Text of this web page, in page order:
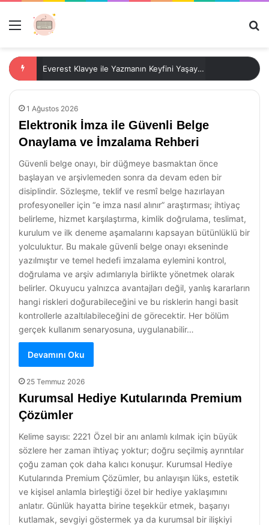
Menü
Everest Klavye ile Yazmanın Keyfini Yaşayın!
1 Ağustos 2026
Elektronik İmza ile Güvenli Belge
Onaylama ve İmzalama Rehberi
Güvenli belge onayı, bir düğmeye basmaktan önce
başlayan ve arşivlemeden sonra da devam eden bir
disiplindir. Sözleşme, teklif ve resmî belge hazırlayan
profesyoneller için “e imza nasıl alınır” araştırması; ihtiyaç
belirleme, hizmet karşılaştırma, kimlik doğrulama, teslimat,
kurulum ve ilk deneme aşamalarını kapsayan bütünlüklü bir
yolculuktur. Bu makale güvenli belge onayı ekseninde
yazılmıştır ve temel hedefi imzalama eylemini kontrol,
doğrulama ve arşiv adımlarıyla birlikte yönetmek olarak
belirler. Okuyucu yalnızca avantajları değil, yanlış kararların
hangi riskleri doğurabileceğini ve bu risklerin hangi basit
kontrollerle azaltılabileceğini de görecektir. Her bölüm
gerçek kullanım senaryosuna, uygulanabilir…
Devamını Oku
25 Temmuz 2026
Kurumsal Hediye Kutularında Premium
Çözümler
Kelime sayısı: 2221 Özel bir anı anlamlı kılmak için büyük
sözlere her zaman ihtiyaç yoktur; doğru seçilmiş ayrıntılar
çoğu zaman çok daha kalıcı konuşur. Kurumsal Hediye
Kutularında Premium Çözümler, bu anlayışın lüks, estetik
ve kişisel anlamla birleştiği özel bir hediye yaklaşımını
anlatır. Günlük hayatta birine teşekkür etmek, başarıyı
kutlamak, sevgiyi göstermek ya da kurumsal bir ilişkiyi